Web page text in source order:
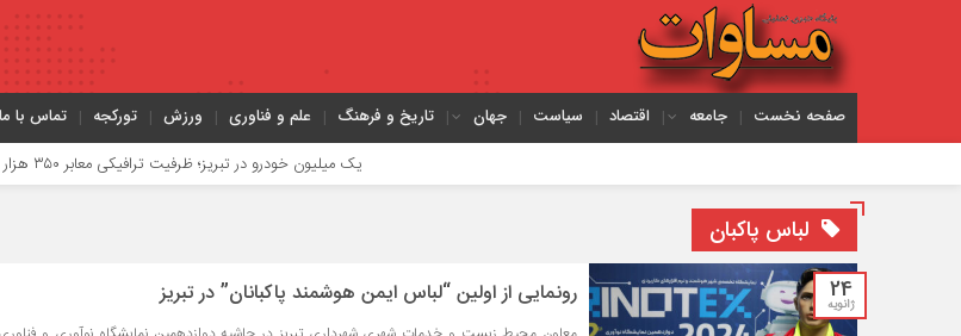
صفحه نخست جامعه اقتصاد سیاست جهان تاریخ و فرهنگ علم و فناوری ورزش تورکجه تماس با ما
یک میلیون خودرو در تبریز؛ ظرفیت ترافیکی معابر ۳۵۰ هزار خودرو
لباس پاکبان
24
ژانویه رونمایی از اولین “لباس ایمن هوشمند پاکبانان” در تبریز